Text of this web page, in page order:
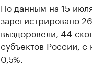
По данным на 15
зарегистрировано
выздоровели, 44
субъектов России,
0,5%.